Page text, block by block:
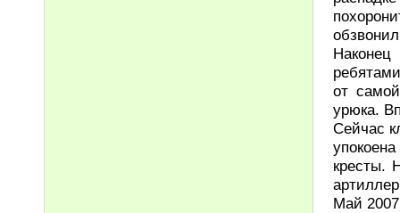
от
урюка.
Сейчас
кресты.
Май 2007